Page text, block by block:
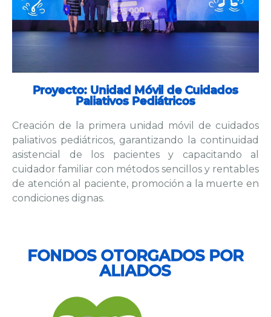
Proyecto: Unidad Móvil de Cuidados
Paliativos Pediátricos
Creación de la primera unidad móvil de cuidados
paliativos pediátricos, garantizando la continuidad
asistencial de los pacientes y capacitando al
cuidador familiar con métodos sencillos y rentables
de atención al paciente, promoción a la muerte en
condiciones dignas.
FONDOS OTORGADOS POR
ALIADOS